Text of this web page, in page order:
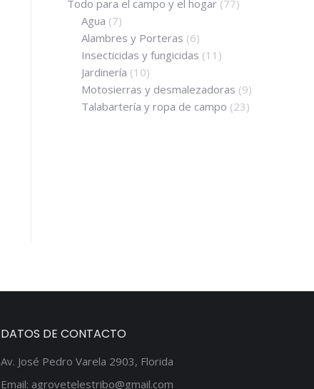
Todo para el campo y el hogar (77)
Agua (7)
Alambres y Porteras (6)
Insecticidas y fungicidas (11)
Jardinería (10)
Motosierras y desmalezadoras (9)
Talabartería y ropa de campo (23)
DATOS DE CONTACTO
Av. José Pedro Varela 2903, Florida
Email: agrovetelestribo@gmail.com